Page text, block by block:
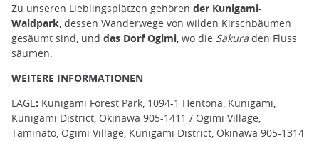
Zu unseren Lieblingsplätzen gehören der Kunigami-
Waldpark, dessen Wanderwege von wilden Kirschbäumen
gesäumt sind, und das Dorf Ogimi, wo die Sakura den Fluss
säumen.
WEITERE INFORMATIONEN
LAGE: Kunigami Forest Park, 1094-1 Hentona, Kunigami,
Kunigami District, Okinawa 905-1411 / Ogimi Village,
Taminato, Ogimi Village, Kunigami District, Okinawa 905-1314